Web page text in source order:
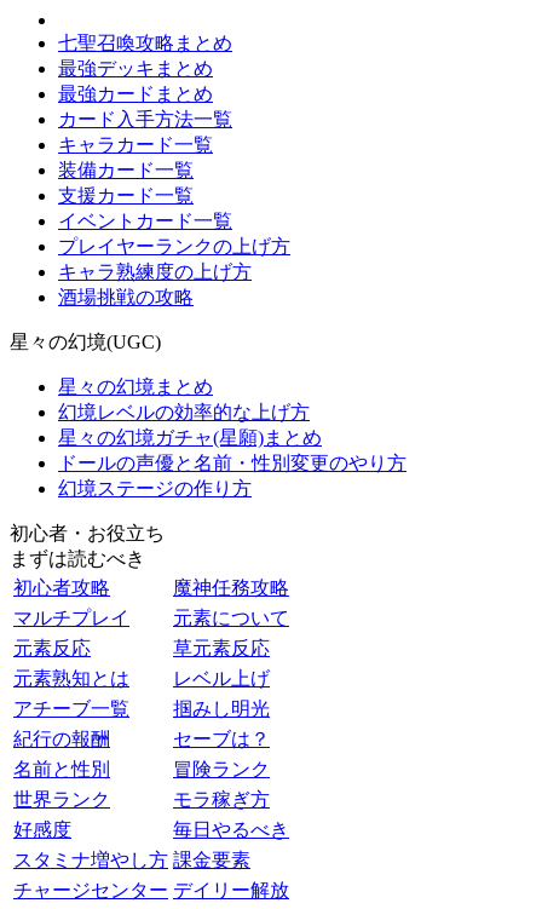
七聖召喚攻略まとめ
最強デッキまとめ
最強カードまとめ
カード入手方法一覧
キャラカード一覧
装備カード一覧
支援カード一覧
イベントカード一覧
プレイヤーランクの上げ方
キャラ熟練度の上げ方
酒場挑戦の攻略
星々の幻境(UGC)
星々の幻境まとめ
幻境レベルの効率的な上げ方
星々の幻境ガチャ(星願)まとめ
ドールの声優と名前・性別変更のやり方
幻境ステージの作り方
初心者・お役立ち
まずは読むべき
初心者攻略
魔神任務攻略
マルチプレイ
元素について
元素反応
草元素反応
元素熟知とは
レベル上げ
アチーブ一覧
掴みし明光
紀行の報酬
セーブは？
名前と性別
冒険ランク
世界ランク
モラ稼ぎ方
好感度
毎日やるべき
スタミナ増やし方 課金要素
チャージセンター デイリー解放